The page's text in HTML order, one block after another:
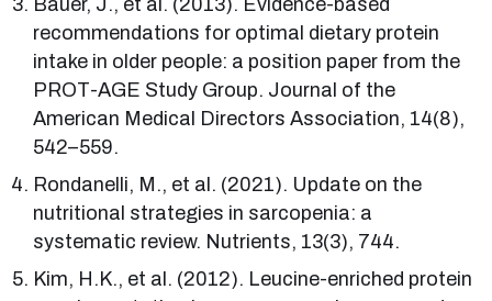
recommendations for optimal dietary protein
intake in older people: a position paper from the
PROT-AGE Study Group. Journal of the
American Medical Directors Association, 14(8),
542–559.
Rondanelli, M., et al. (2021). Update on the
nutritional strategies in sarcopenia: a
systematic review. Nutrients, 13(3), 744.
Kim, H.K., et al. (2012). Leucine-enriched protein